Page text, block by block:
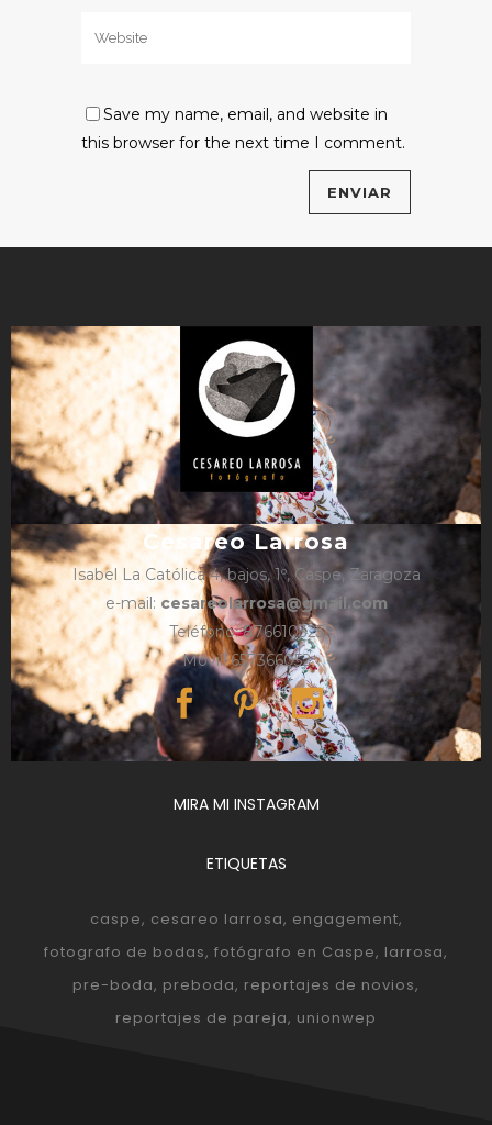
Save my name, email, and website in
this browser for the next time I comment.
Cesareo Larrosa
Isabel La Católica 4, bajos, 1º, Caspe, Zaragoza
e-mail: cesareolarrosa@gmail.com
Teléfono: 876610325
Móvil: 657366052
MIRA MI INSTAGRAM
ETIQUETAS
caspe cesareo larrosa engagement
fotografo de bodas fotógrafo en Caspe larrosa
pre-boda preboda reportajes de novios
reportajes de pareja unionwep